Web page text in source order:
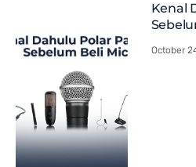
Kenal
October